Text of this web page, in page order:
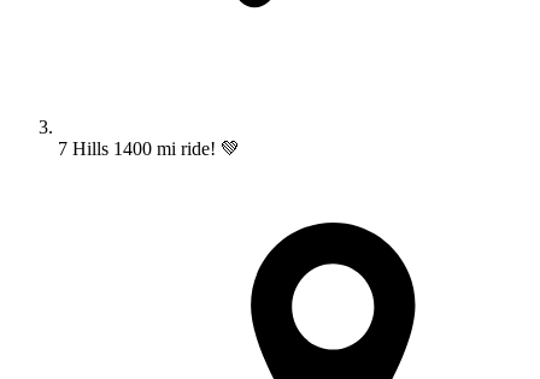
7 Hills 1400 mi ride! 💚